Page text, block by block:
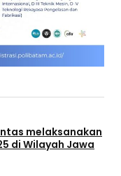
melaksanakan
di Wilayah Jawa